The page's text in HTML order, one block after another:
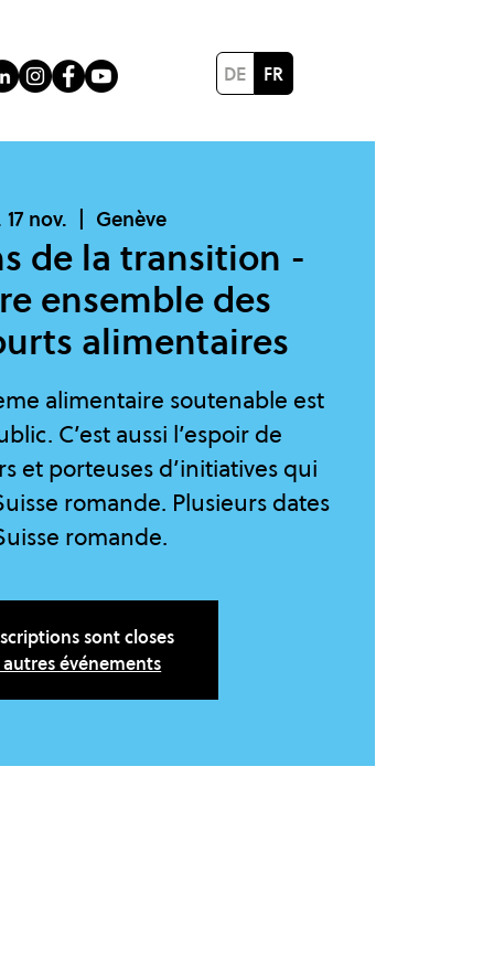
DE FR
nov. Genève
de la transition -
ensemble des
alimentaires
alimentaire soutenable est
C’est aussi l’espoir de
et porteuses d’initiatives qui
romande. Plusieurs dates
romande.
sont closes
événements